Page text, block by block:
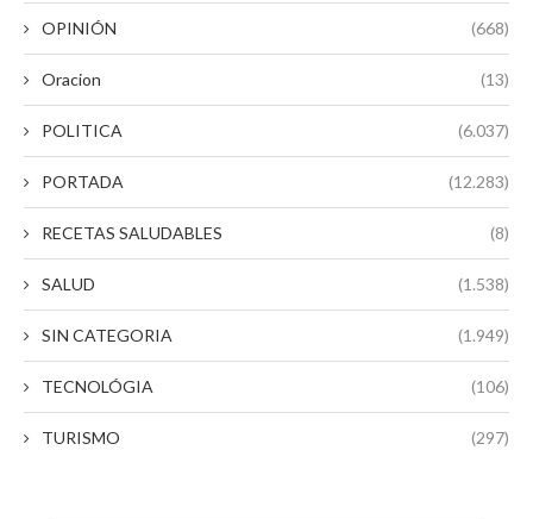
OPINIÓN (668)
Oracion (13)
POLITICA (6.037)
PORTADA (12.283)
RECETAS SALUDABLES (8)
SALUD (1.538)
SIN CATEGORIA (1.949)
TECNOLÓGIA (106)
TURISMO (297)